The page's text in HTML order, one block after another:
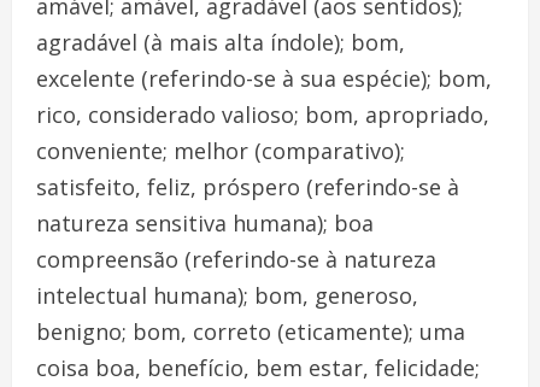
amável; amável, agradável (aos sentidos);
agradável (à mais alta índole); bom,
excelente (referindo-se à sua espécie); bom,
rico, considerado valioso; bom, apropriado,
conveniente; melhor (comparativo);
satisfeito, feliz, próspero (referindo-se à
natureza sensitiva humana); boa
compreensão (referindo-se à natureza
intelectual humana); bom, generoso,
benigno; bom, correto (eticamente); uma
coisa boa, benefício, bem estar, felicidade;